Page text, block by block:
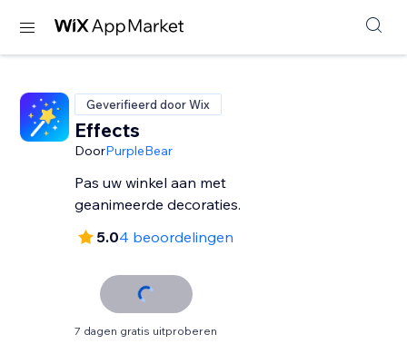
Geverifieerd door Wix
Effects
DoorPurpleBear
Pas uw winkel aan met
geanimeerde decoraties.
5.04 beoordelingen
7 dagen gratis uitproberen